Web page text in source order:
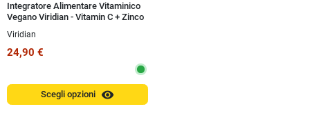
Integratore Alimentare Vitaminico
Vegano Viridian - Vitamin C + Zinco
30 Capsule
Viridian
24,90 €
Scegli opzioni visibility